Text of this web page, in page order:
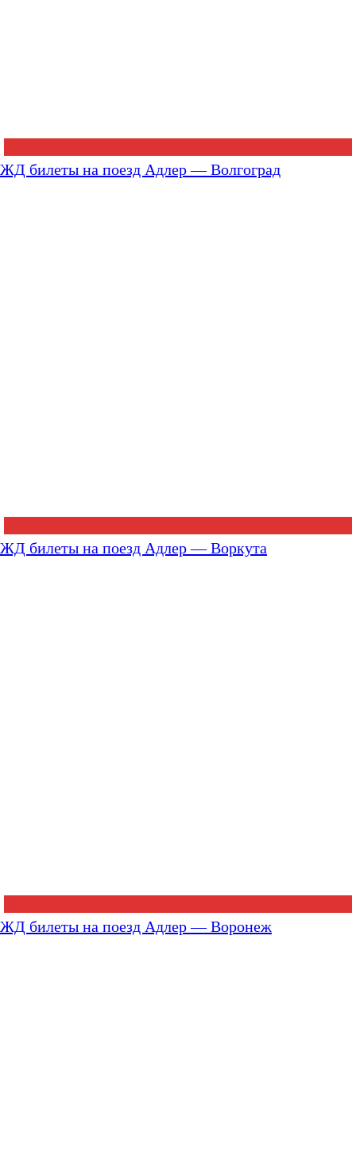
ЖД билеты на поезд Адлер — Волгоград
ЖД билеты на поезд Адлер — Воркута
ЖД билеты на поезд Адлер — Воронеж